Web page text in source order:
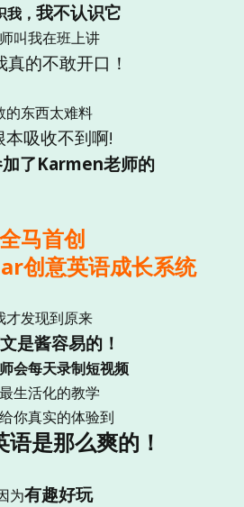
我， 我不认识它
叫我在班上讲
真的不敢开口！
的东西太难料
本吸收不到啊!
了Karmen老师的
全马首创
创意英语成长系统
才发现到原来
是酱容易的！
会每天录制短视频
生活化的教学
你真实的体验到
语是那么爽的！
为有趣好玩